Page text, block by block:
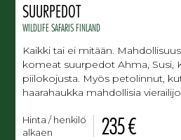
SUURPEDOT
WILDLIFE SAFARIS FINLAND
Kaikki tai ei mitään.
komeat suurpedot Ahma, Susi,
piilokojusta. Myös petolinnut,
haarahaukka mahdollisia
Hinta / henkilö
alkaen
235 €